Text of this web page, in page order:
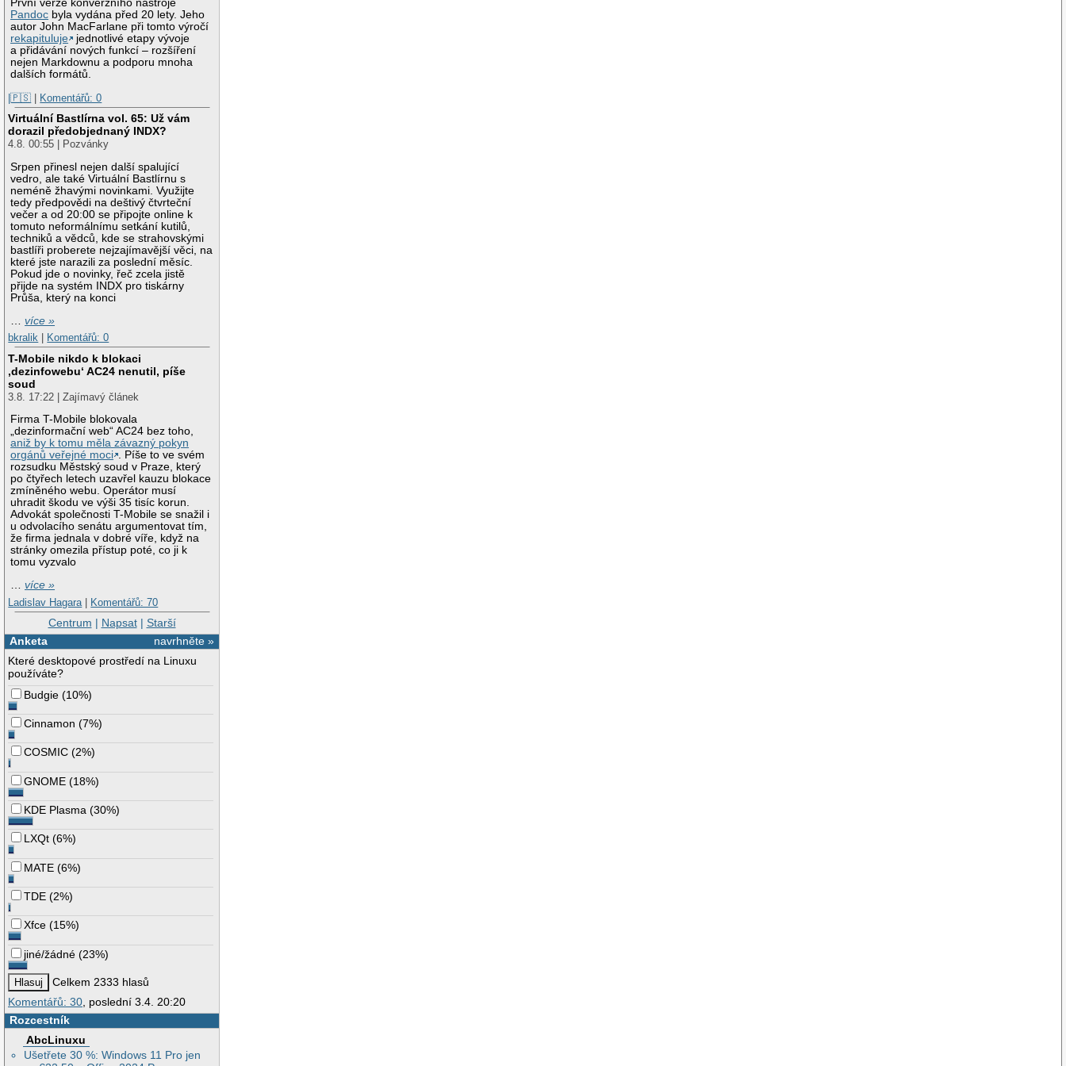
První verze konverzního nástroje
Pandoc byla vydána před 20 lety. Jeho
autor John MacFarlane při tomto výročí
rekapituluje
jednotlivé etapy vývoje
a přidávání nových funkcí – rozšíření
nejen Markdownu a podporu mnoha
dalších formátů.
|🇵🇸 | Komentářů: 0
Virtuální Bastlírna vol. 65: Už vám
dorazil předobjednaný INDX?
4.8. 00:55 | Pozvánky
Srpen přinesl nejen další spalující
vedro, ale také Virtuální Bastlírnu s
neméně žhavými novinkami. Využijte
tedy předpovědi na deštivý čtvrteční
večer a od 20:00 se připojte online k
tomuto neformálnímu setkání kutilů,
techniků a vědců, kde se strahovskými
bastlíři proberete nejzajímavější věci, na
které jste narazili za poslední měsíc.
Pokud jde o novinky, řeč zcela jistě
přijde na systém INDX pro tiskárny
Průša, který na konci
…více »
bkralik
Komentářů: 0
T-Mobile nikdo k blokaci
‚dezinfowebu‘ AC24 nenutil, píše
soud
3.8. 17:22 | Zajímavý článek
Firma T-Mobile blokovala
„dezinformační web“ AC24 bez toho,
aniž by k tomu měla závazný pokyn
orgánů veřejné moci . Píše to ve svém
rozsudku Městský soud v Praze, který
po čtyřech letech uzavřel kauzu blokace
zmíněného webu. Operátor musí
uhradit škodu ve výši 35 tisíc korun.
Advokát společnosti T-Mobile se snažil i
u odvolacího senátu argumentovat tím,
že firma jednala v dobré víře, když na
stránky omezila přístup poté, co ji k
tomu vyzvalo
…více »
Ladislav Hagara | Komentářů: 70
Centrum | Napsat| Starší
navrhněte »
Anketa
Které desktopové prostředí na Linuxu
používáte?
Budgie (10%)
Cinnamon (7%)
COSMIC (2%)
GNOME (18%)
KDE Plasma (30%)
LXQt (6%)
MATE (6%)
TDE (2%)
Xfce (15%)
jiné/žádné (23%)
Celkem 2333 hlasů
Komentářů: 30, poslední 3.4. 20:20
Rozcestník
AbcLinuxu
Ušetřete 30 %: Windows 11 Pro jen